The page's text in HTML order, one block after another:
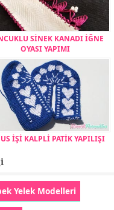
SİNEK KANADI İĞNE
OYASI YAPIMI
İŞİ KALPLİ PATİK YAPILIŞI
Yelek Modelleri